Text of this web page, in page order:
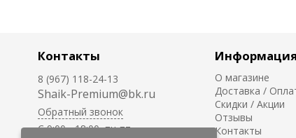
Контакты
8 (967) 118-24-13
Shaik-Premium@bk.ru
Обратный звонок
C 9:00 - 18:00, пн-пт
Информация
О магазине
Доставка /
Скидки / Акции
Отзывы
Контакты